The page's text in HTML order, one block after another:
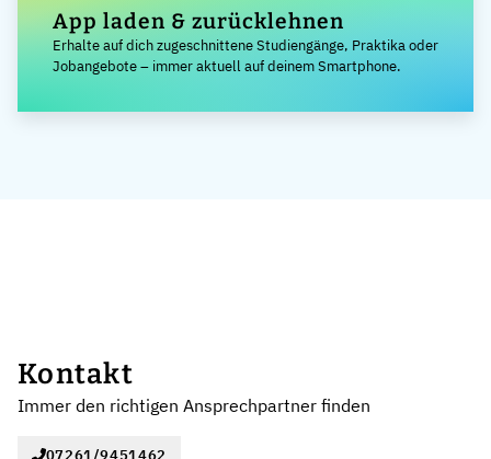
App laden & zurücklehnen
Erhalte auf dich zugeschnittene Studiengänge, Praktika oder
Jobangebote – immer aktuell auf deinem Smartphone.
Kontakt
Immer den richtigen Ansprechpartner finden
07261/9451462